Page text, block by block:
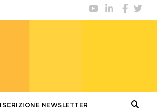
ISCRIZIONE NEWSLETTER